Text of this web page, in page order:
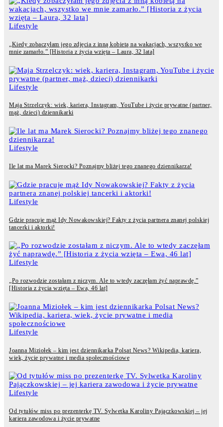
Lifestyle
„Kiedy zobaczyłam jego zdjęcia z inną kobietą na wakacjach, wszystko we
mnie zamarło.” [Historia z życia wzięta – Laura, 32 lata]
Lifestyle
Maja Strzelczyk: wiek, kariera, Instagram, YouTube i życie prywatne (partner,
mąż, dzieci) dziennikarki
Lifestyle
Ile lat ma Marek Sierocki? Poznajmy bliżej tego znanego dziennikarza!
Lifestyle
Gdzie pracuje mąż Idy Nowakowskiej? Fakty z życia partnera znanej polskiej
tancerki i aktorki!
Lifestyle
„Po rozwodzie zostałam z niczym. Ale to wtedy zaczęłam żyć naprawdę.”
[Historia z życia wzięta – Ewa, 46 lat]
Lifestyle
Joanna Miziołek – kim jest dziennikarka Polsat News? Wikipedia, kariera,
wiek, życie prywatne i media społecznościowe
Lifestyle
Od tytułów miss po prezenterkę TV. Sylwetka Karoliny Pajączkowskiej – jej
kariera zawodowa i życie prywatne